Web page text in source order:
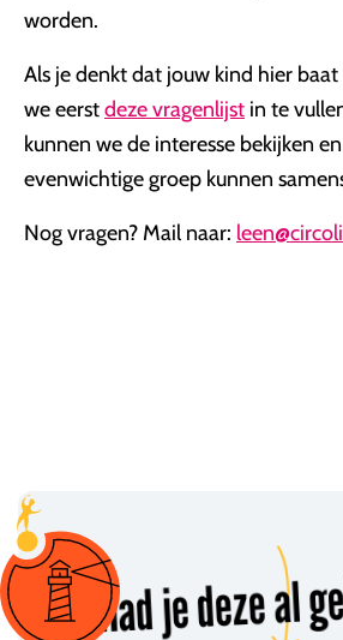
worden.
Als je denkt dat jouw kind hier
we eerstdeze vragenlijst in te
kunnen we de interesse bekijken
evenwichtige groep kunnen
Nog vragen? Mail naar:
Had je deze al